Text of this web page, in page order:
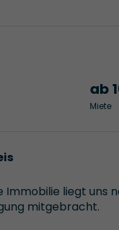
ab
Miete
Immobilie liegt uns
mitgebracht.